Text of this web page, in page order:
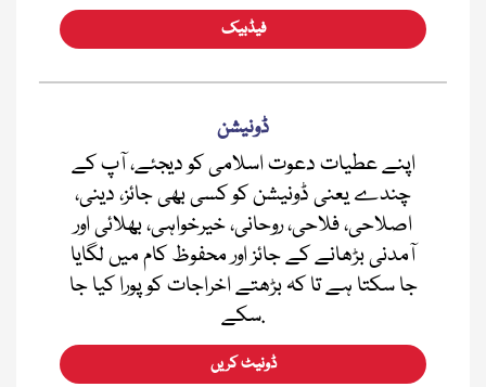
فیڈبیک
ڈونیشن
اپنے عطیات دعوت اسلامی کو دیجئے، آپ کے
چندے یعنی ڈونیشن کو کسی بھی جائز، دینی،
اصلاحی، فلاحی، روحانی، خیرخواہی، بھلائی اور
آمدنی بڑھانے کے جائز اور محفوظ کام میں لگایا
جا سکتا ہے تا کہ بڑھتے اخراجات کو پورا کیا جا
سکے.
ڈونیٹ کریں